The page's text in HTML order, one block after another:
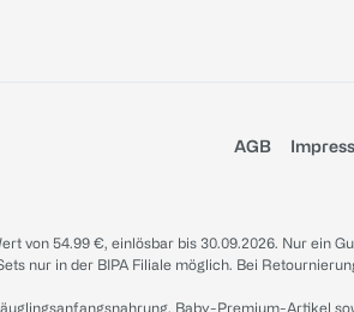
AGB
von 54.99 €, einlösbar bis 30.09.2026. Nur ein
nur in der BIPA Filiale möglich. Bei
Baby-Premium-Artikel